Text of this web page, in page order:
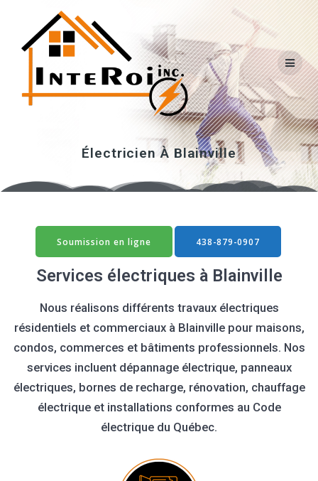
to
content
Électricien À Blainville
Soumission en ligne 438-879-0907
Services électriques à Blainville
Nous réalisons différents travaux électriques
résidentiels et commerciaux à Blainville pour maisons,
condos, commerces et bâtiments professionnels. Nos
services incluent dépannage électrique, panneaux
électriques, bornes de recharge, rénovation, chauffage
électrique et installations conformes au Code
électrique du Québec.